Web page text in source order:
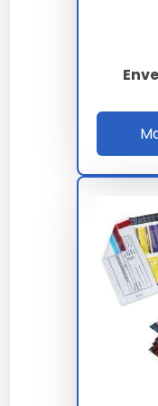
embalagens
.
Para manter a
armazene-o em
Evite dobrar ou
vs